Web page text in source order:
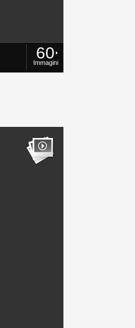
60
Immagini